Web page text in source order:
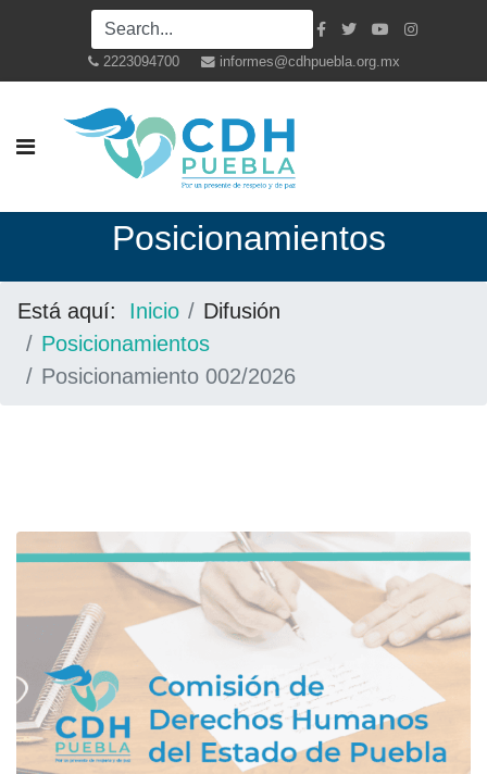
2223094700 informes@cdhpuebla.org.mx
Posicionamientos
Está aquí: Inicio
Difusión
Posicionamientos
Posicionamiento 002/2026